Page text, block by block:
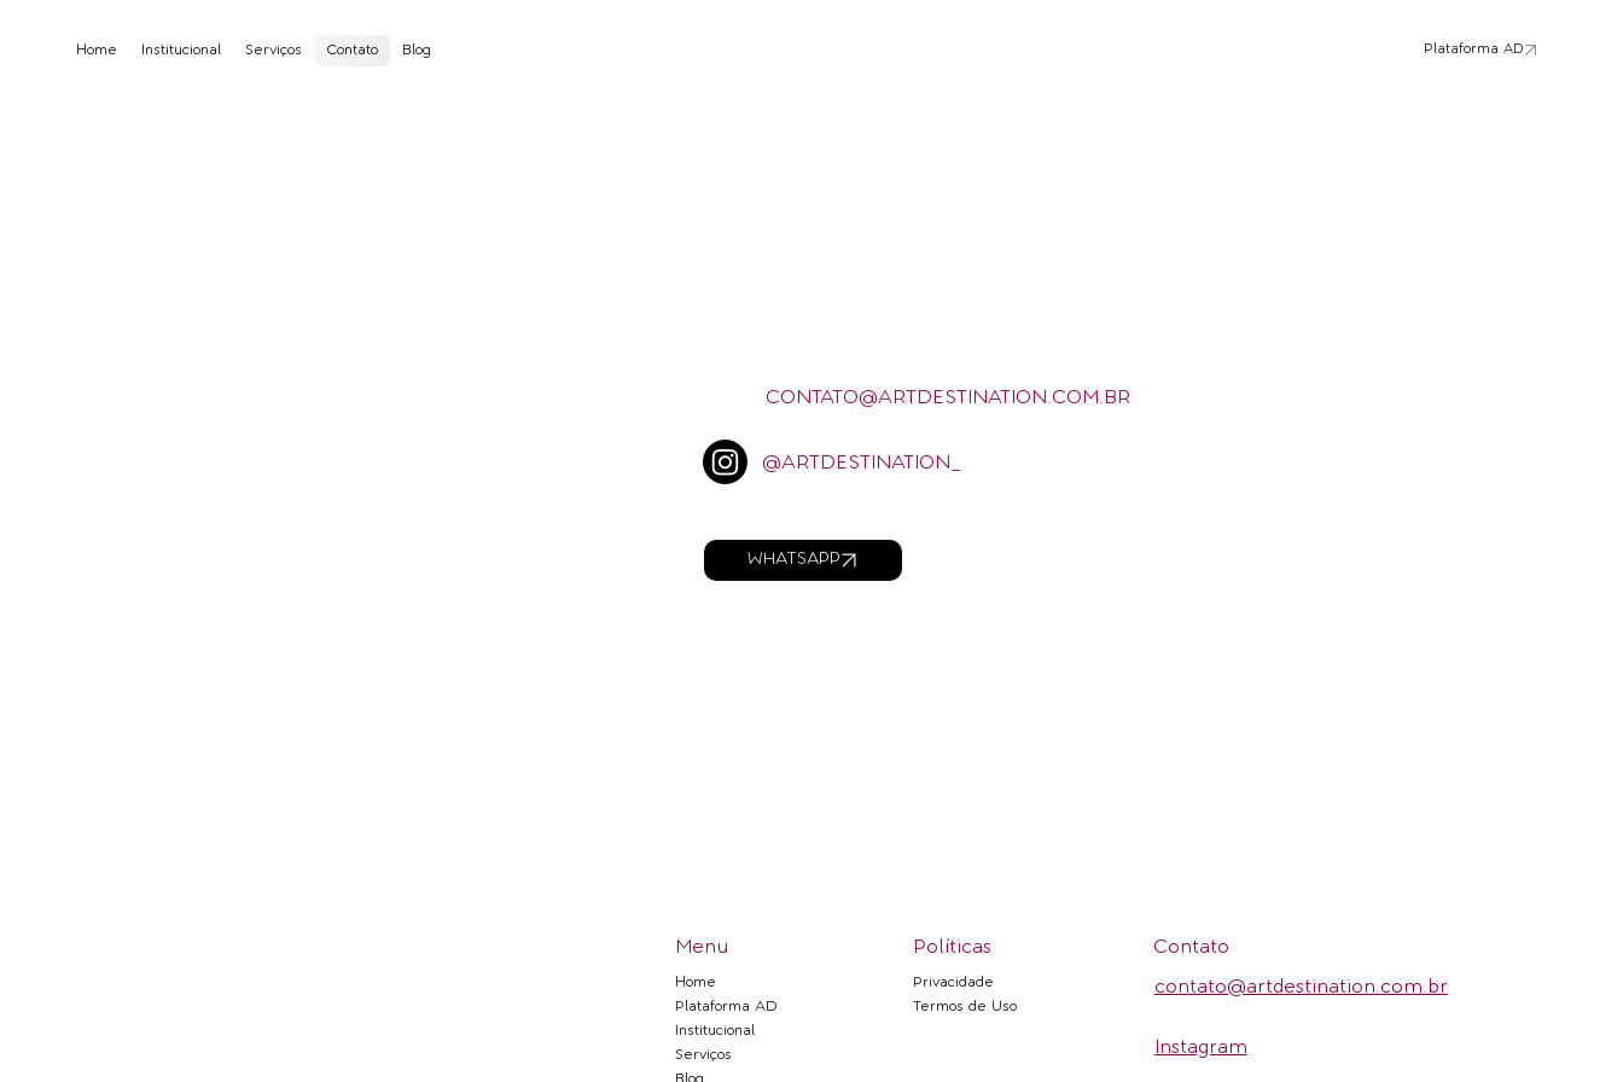
Home Institucional Serviços Contato Blog Plataforma AD
CONTATO@ARTDESTINATION.COM.BR
@ARTDESTINATION_
WHATSAPP
Menu
Home
Plataforma AD
Institucional
Serviços
Políticas
Privacidade
Termos de Uso
Contato
contato@artdestination.com.br
Instagram